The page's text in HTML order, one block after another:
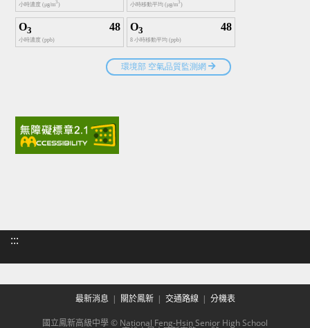
:::
最新消息 關於鳳新 交通路線 分機表
國立鳳新高級中學 © National Feng-Hsin Senior High School